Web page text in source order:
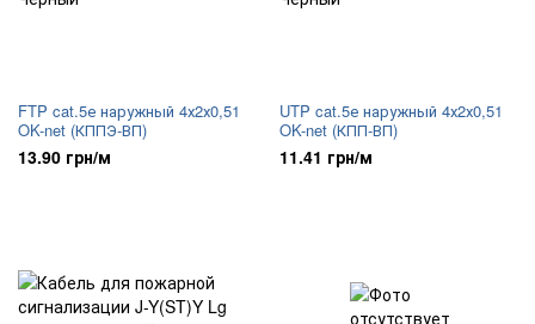
FTP cat.5е наружный 4х2х0,51
OK-net (КППЭ-ВП)
13.90 грн/м
UTP cat.5е наружный 4х2х0,51
OK-net (КПП-ВП)
11.41 грн/м